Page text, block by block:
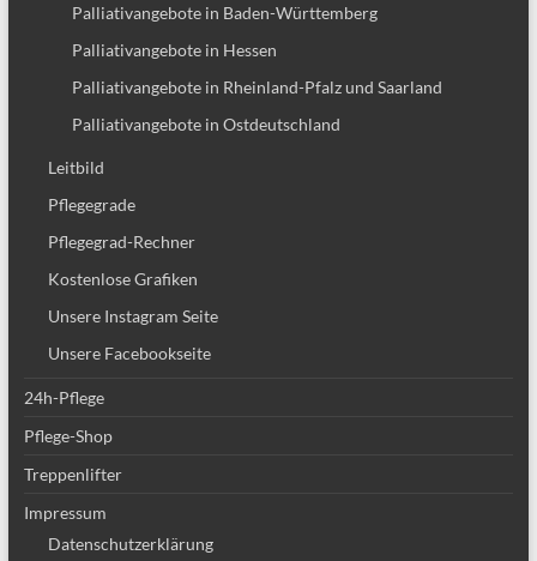
Palliativangebote in Baden-Württemberg
Palliativangebote in Hessen
Palliativangebote in Rheinland-Pfalz und Saarland
Palliativangebote in Ostdeutschland
Leitbild
Pflegegrade
Pflegegrad-Rechner
Kostenlose Grafiken
Unsere Instagram Seite
Unsere Facebookseite
24h-Pflege
Pflege-Shop
Treppenlifter
Impressum
Datenschutzerklärung